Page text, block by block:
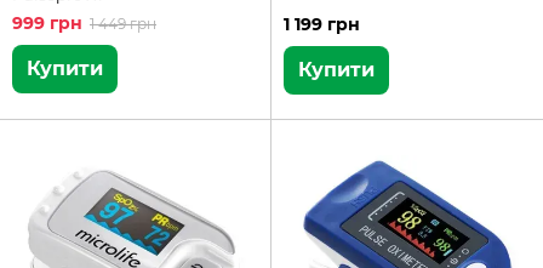
999 грн 1 449 грн
Купити
1 199 грн
Купити